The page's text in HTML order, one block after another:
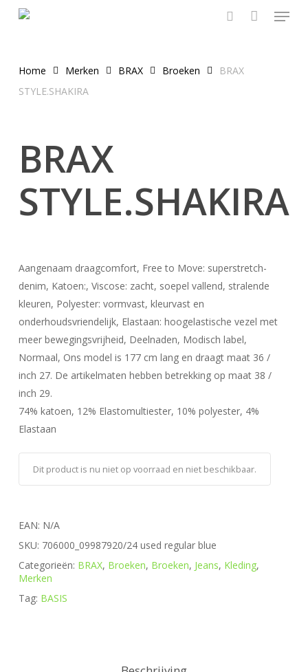
Menu
Home Merken BRAX Broeken
BRAX
STYLE.SHAKIRA
BRAX
STYLE.SHAKIRA
Aangenaam draagcomfort, Free to Move: superstretch-
denim, Katoen:, Viscose: zacht, soepel vallend, stralende
kleuren, Polyester: vormvast, kleurvast en
onderhoudsvriendelijk, Elastaan: hoogelastische vezel met
meer bewegingsvrijheid, Deelnaden, Modisch label,
Normaal, Ons model is 177 cm lang en draagt maat 36 /
inch 27. De artikelmaten hebben betrekking op maat 38 /
inch 29.
74% katoen, 12% Elastomultiester, 10% polyester, 4%
Elastaan
Dit product is nu niet op voorraad en niet beschikbaar.
EAN: N/A
SKU: 706000_09987920/24 used regular blue
Categorieën: BRAX, Broeken, Broeken, Jeans, Kleding,
Merken
Tag: BASIS